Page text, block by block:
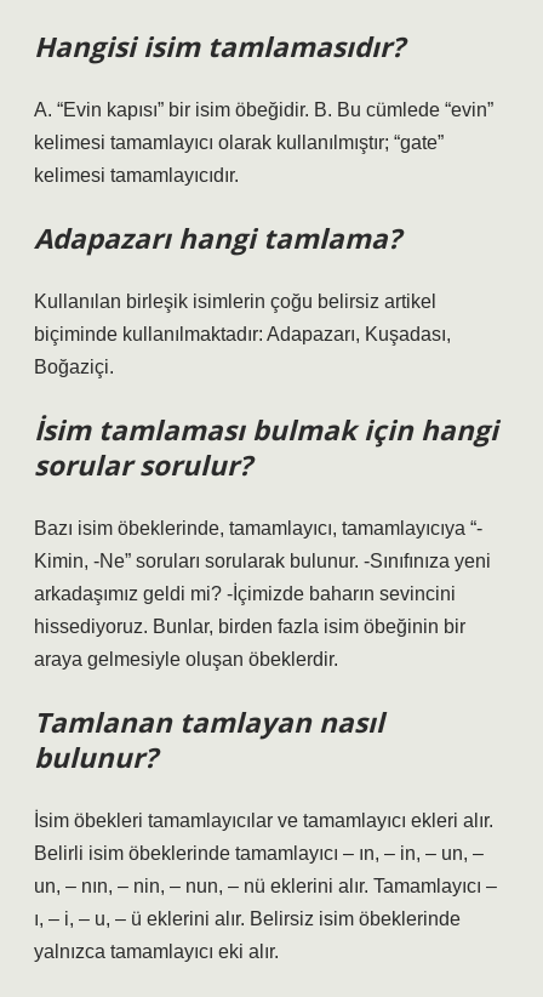
Hangisi isim tamlamasıdır?
A. “Evin kapısı” bir isim öbeğidir. B. Bu cümlede “evin”
kelimesi tamamlayıcı olarak kullanılmıştır; “gate”
kelimesi tamamlayıcıdır.
Adapazarı hangi tamlama?
Kullanılan birleşik isimlerin çoğu belirsiz artikel
biçiminde kullanılmaktadır: Adapazarı, Kuşadası,
Boğaziçi.
İsim tamlaması bulmak için hangi
sorular sorulur?
Bazı isim öbeklerinde, tamamlayıcı, tamamlayıcıya “-
Kimin, -Ne” soruları sorularak bulunur. -Sınıfınıza yeni
arkadaşımız geldi mi? -İçimizde baharın sevincini
hissediyoruz. Bunlar, birden fazla isim öbeğinin bir
araya gelmesiyle oluşan öbeklerdir.
Tamlanan tamlayan nasıl
bulunur?
İsim öbekleri tamamlayıcılar ve tamamlayıcı ekleri alır.
Belirli isim öbeklerinde tamamlayıcı – ın, – in, – un, –
un, – nın, – nin, – nun, – nü eklerini alır. Tamamlayıcı –
ı, – i, – u, – ü eklerini alır. Belirsiz isim öbeklerinde
yalnızca tamamlayıcı eki alır.